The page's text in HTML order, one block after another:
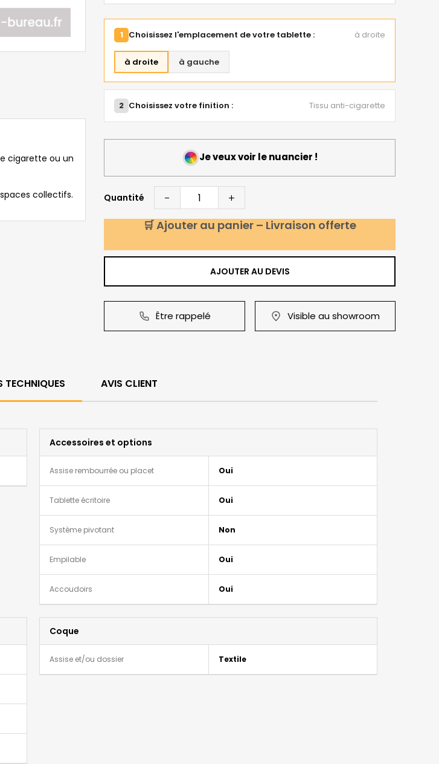
cigarette ou un
collectifs.
1 Choisissez l'emplacement de votre tablette : à droite
à droite à gauche
2 Choisissez votre finition : Tissu anti-cigarette
Je veux voir le nuancier !
Quantité -
+
🛒 Ajouter au panier – Livraison offerte
AJOUTER AU DEVIS
Être rappelé Visible au showroom
TECHNIQUES AVIS CLIENT
Accessoires et options
Assise rembourrée ou placet Oui
Tablette écritoire Oui
Système pivotant Non
Empilable Oui
Accoudoirs Oui
Coque
Assise et/ou dossier Textile